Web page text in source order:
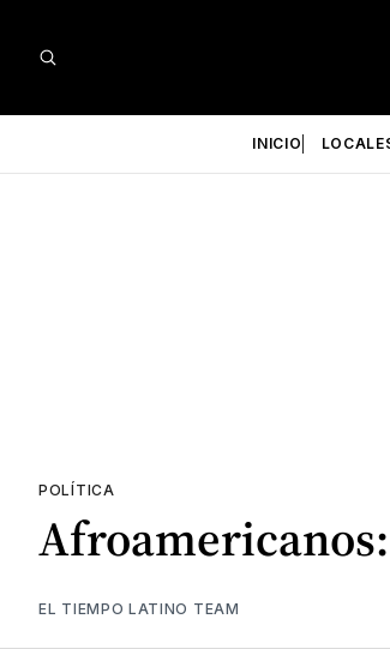
INICIO
POLÍTICA
EL TIEMPO LATINO TEAM